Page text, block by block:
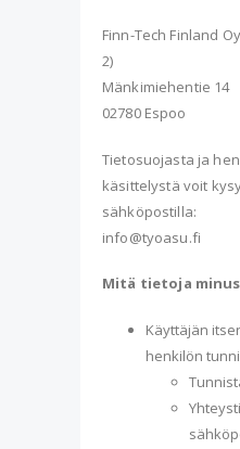
Finn-Tech Finland
2)
Mänkimiehentie 14
02780 Espoo
Tietosuojasta ja
käsittelystä voit
sähköpostilla:
info@tyoasu.fi
Mitä tietoja
Käyttäjän
henkilön